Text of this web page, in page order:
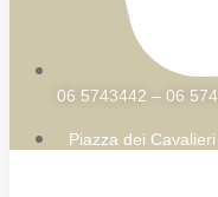
06 5743442 – 06
Piazza dei